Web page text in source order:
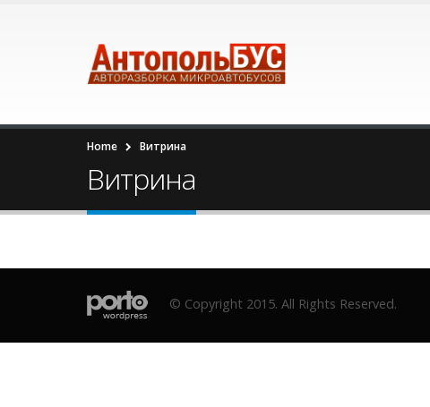
Home Витрина
Витрина
© Copyright 2015. All Rights Reserved.